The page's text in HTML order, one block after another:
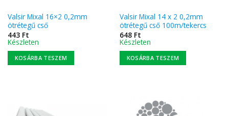
Valsir Mixal 16×2 0,2mm
ötrétegű cső
443 Ft
Készleten
KOSÁRBA TESZEM
Valsir Mixal 14 x 2 0,2mm
ötrétegű cső 100m/tekercs
648 Ft
Készleten
KOSÁRBA TESZEM